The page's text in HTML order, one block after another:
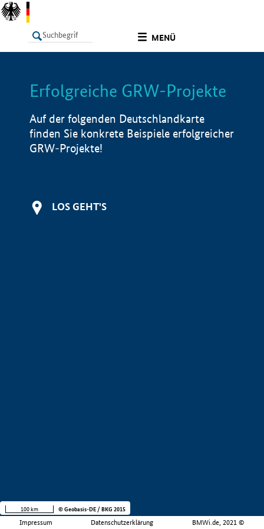
MENÜ
LISTE Info
Erfolgreiche GRW-Projekte
Auf der folgenden Deutschlandkarte
finden Sie konkrete Beispiele erfolgreicher
GRW-Projekte!
LOS GEHT'S
Impressum Datenschutzerklärung BMWi.de, 2021 ©
100 km © Geobasis-DE / BKG 2015